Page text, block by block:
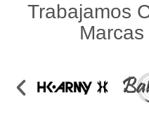
Trabajamos